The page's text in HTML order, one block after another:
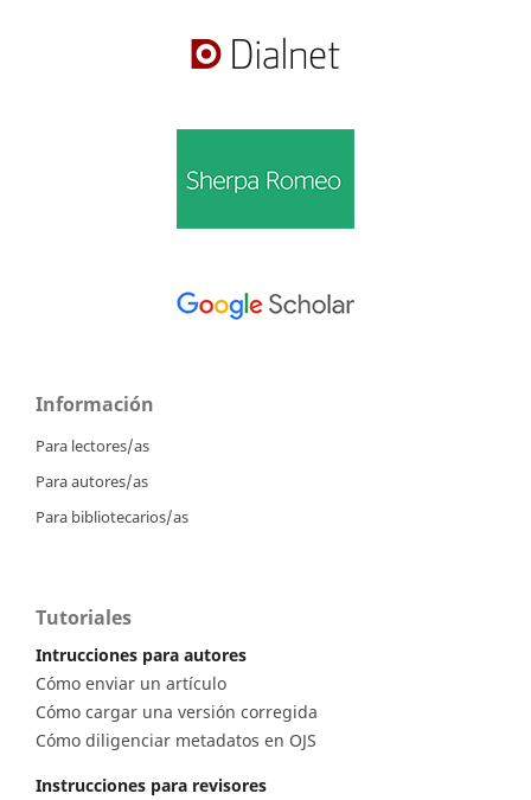
Información
Para lectores/as
Para autores/as
Para bibliotecarios/as
Tutoriales
Intrucciones para autores
Cómo enviar un artículo
Cómo cargar una versión corregida
Cómo diligenciar metadatos en OJS
Instrucciones para revisores